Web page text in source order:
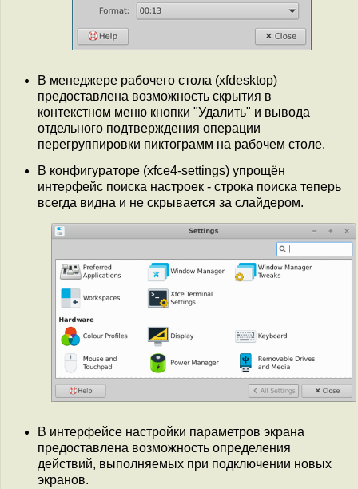
В менеджере рабочего стола (xfdesktop)
предоставлена возможность скрытия в
контекстном меню кнопки "Удалить" и вывода
отдельного подтверждения операции
перегруппировки пиктограмм на рабочем столе.
В конфигураторе (xfce4-settings) упрощён
интерфейс поиска настроек - строка поиска теперь
всегда видна и не скрывается за слайдером.
В интерфейсе настройки параметров экрана
предоставлена возможность определения
действий, выполняемых при подключении новых
экранов.